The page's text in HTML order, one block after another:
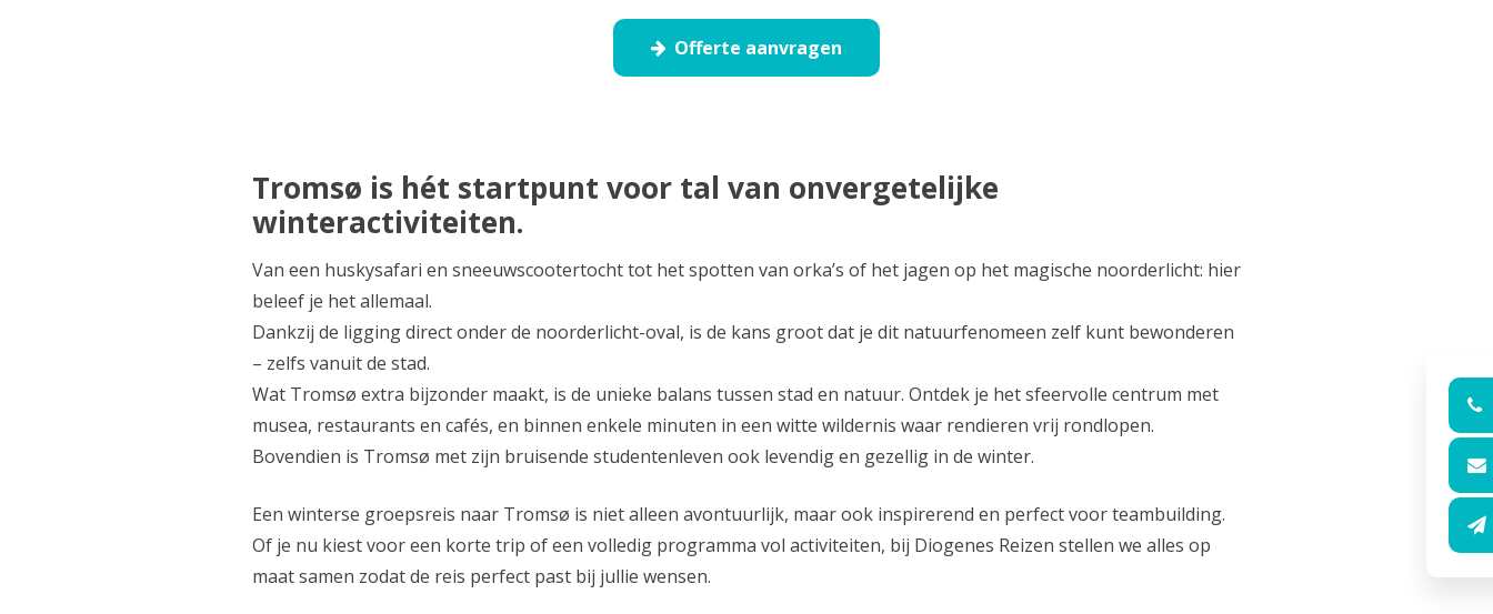
Offerte aanvragen
Tromsø is hét startpunt voor tal van onvergetelijke
winteractiviteiten.
Van een huskysafari en sneeuwscootertocht tot het spotten van orka’s of het jagen op het magische noorderlicht: hier
beleef je het allemaal.
Dankzij de ligging direct onder de noorderlicht-oval, is de kans groot dat je dit natuurfenomeen zelf kunt bewonderen
– zelfs vanuit de stad.
Wat Tromsø extra bijzonder maakt, is de unieke balans tussen stad en natuur. Ontdek je het sfeervolle centrum met
musea, restaurants en cafés, en binnen enkele minuten in een witte wildernis waar rendieren vrij rondlopen.
Bovendien is Tromsø met zijn bruisende studentenleven ook levendig en gezellig in de winter.
Een winterse groepsreis naar Tromsø is niet alleen avontuurlijk, maar ook inspirerend en perfect voor teambuilding.
Of je nu kiest voor een korte trip of een volledig programma vol activiteiten, bij Diogenes Reizen stellen we alles op
maat samen zodat de reis perfect past bij jullie wensen.